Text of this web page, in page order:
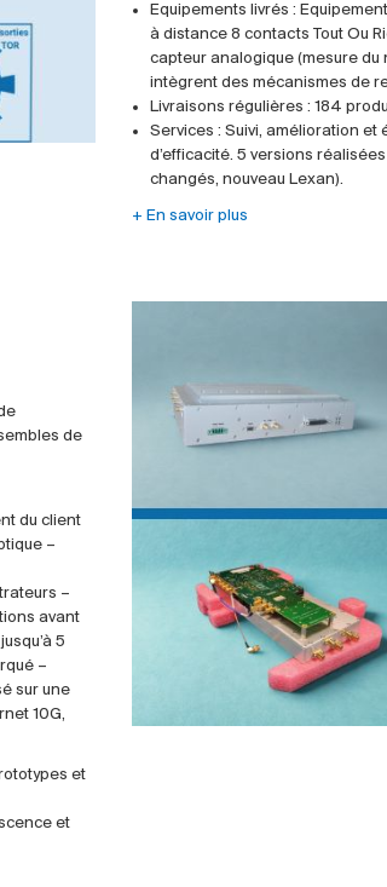
Equipements livrés :
à distance 8 contacts Tout Ou
capteur analogique (mesure du
intègrent des mécanismes de
Livraisons régulières : 184
Services : Suivi, amélioration et
d’efficacité. 5 versions
changés, nouveau Lexan).
+ En savoir plus
de
du client
–
–
avant
5
–
sur une
10G,
et
et